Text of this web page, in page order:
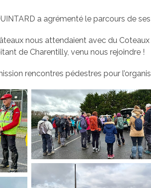
a agrémenté le parcours de
nous attendaient avec du
de Charentilly, venu nous rejoindre !
rencontres pédestres pour